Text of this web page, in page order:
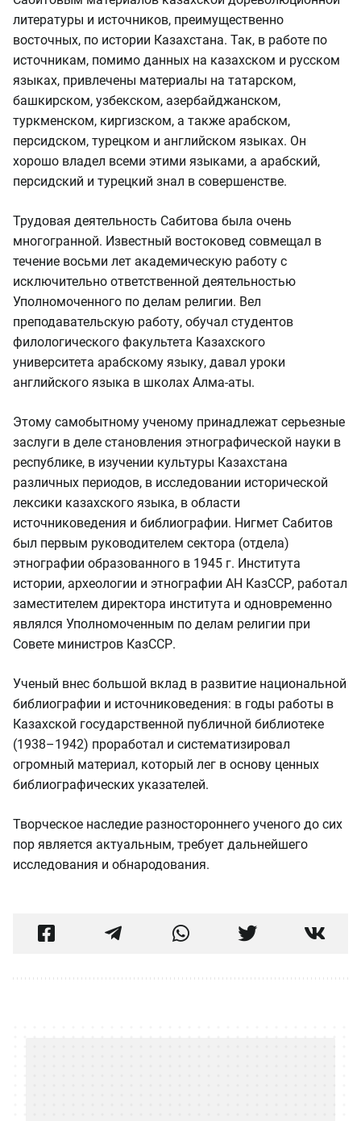
литературы и источников, преимущественно
восточных, по истории Казахстана. Так, в работе по
источникам, помимо данных на казахском и русском
языках, привлечены материалы на татарском,
башкирском, узбекском, азербайджанском,
туркменском, киргизском, а также арабском,
персидском, турецком и английском языках. Он
хорошо владел всеми этими языками, а арабский,
персидский и турецкий знал в совершенстве.
Трудовая деятельность Сабитова была очень
многогранной. Известный востоковед совмещал в
течение восьми лет академическую работу с
исключительно ответственной деятельностью
Уполномоченного по делам религии. Вел
преподавательскую работу, обучал студентов
филологического факультета Казахского
университета арабскому языку, давал уроки
английского языка в школах Алма-аты.
Этому самобытному ученому принадлежат серьезные
заслуги в деле становления этнографической науки в
республике, в изучении культуры Казахстана
различных периодов, в исследовании исторической
лексики казахского языка, в области
источниковедения и библиографии. Нигмет Сабитов
был первым руководителем сектора (отдела)
этнографии образованного в 1945 г. Института
истории, археологии и этнографии АН КазССР, работал
заместителем директора института и одновременно
являлся Уполномоченным по делам религии при
Совете министров КазССР.
Ученый внес большой вклад в развитие национальной
библиографии и источниковедения: в годы работы в
Казахской государственной публичной библиотеке
(1938–1942) проработал и систематизировал
огромный материал, который лег в основу ценных
библиографических указателей.
Творческое наследие разностороннего ученого до сих
пор является актуальным, требует дальнейшего
исследования и обнародования.